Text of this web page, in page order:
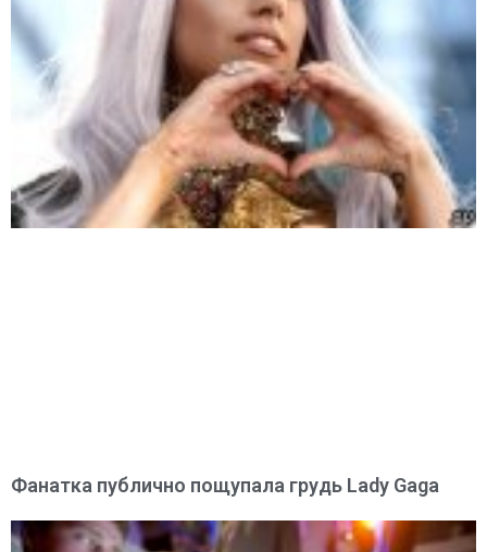
Фанатка публично пощупала грудь Lady Gaga